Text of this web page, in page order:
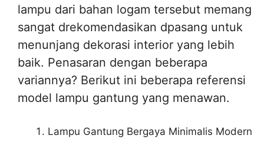
lampu dari bahan logam tersebut memang
sangat drekomendasikan dpasang untuk
menunjang dekorasi interior yang lebih
baik. Penasaran dengan beberapa
variannya? Berikut ini beberapa referensi
model lampu gantung yang menawan.
Lampu Gantung Bergaya Minimalis Modern